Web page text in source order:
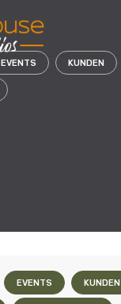
EVENTS KUNDEN
EVENTS KUNDEN